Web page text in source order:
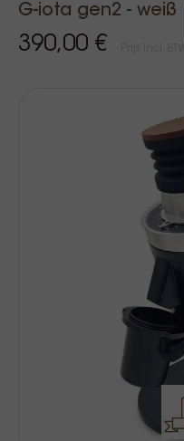
G-iota gen2 - weiß
390,00 €